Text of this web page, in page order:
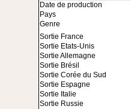
Date de production
Pays
Genre
Sortie France
Sortie Etats-Unis
Sortie Allemagne
Sortie Brésil
Sortie Corée du Sud
Sortie Espagne
Sortie Italie
Sortie Russie